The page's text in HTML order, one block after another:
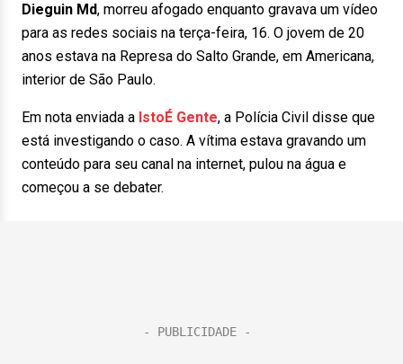
Dieguin Md, morreu afogado enquanto gravava um vídeo
para as redes sociais na terça-feira, 16. O jovem de 20
anos estava na Represa do Salto Grande, em Americana,
interior de São Paulo.
Em nota enviada a IstoÉ Gente, a Polícia Civil disse que
está investigando o caso. A vítima estava gravando um
conteúdo para seu canal na internet, pulou na água e
começou a se debater.